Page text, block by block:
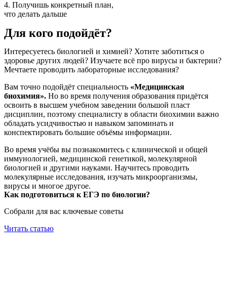
4. Получишь конкретный план,
что делать дальше
Для кого подойдёт?
Интересуетесь биологией и химией? Хотите заботиться о
здоровье других людей? Изучаете всё про вирусы и бактерии?
Мечтаете проводить лабораторные исследования?
Вам точно подойдёт специальность «Медицинская
биохимия». Но во время получения образования придётся
освоить в высшем учебном заведении большой пласт
дисциплин, поэтому специалисту в области биохимии важно
обладать усидчивостью и навыком запоминать и
конспектировать большие объёмы информации.
Во время учёбы вы познакомитесь с клинической и общей
иммунологией, медицинской генетикой, молекулярной
биологией и другими науками. Научитесь проводить
молекулярные исследования, изучать микроорганизмы,
вирусы и многое другое.
Как подготовиться к ЕГЭ по биологии?
Собрали для вас ключевые советы
Читать статью